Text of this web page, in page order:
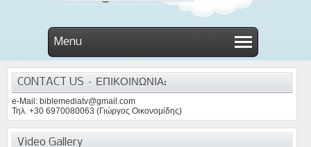
Menu
CONTACT US – ΕΠΙΚΟΙΝΩΝΙΑ:
e-Mail: biblemediatv@gmail.com
Τηλ. +30 6970080063 (Γιώργος Οικονομίδης)
Video Gallery